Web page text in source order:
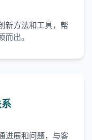
新方法和工具，帮
出。
进展和问题，与客